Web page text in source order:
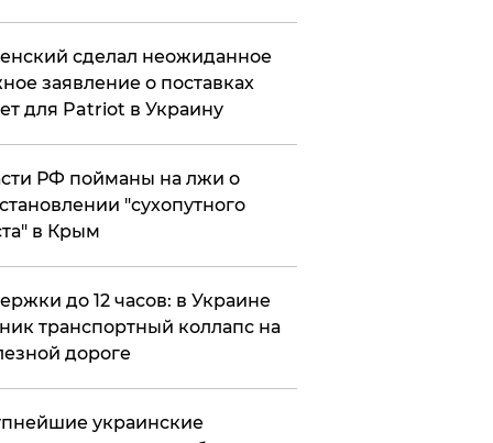
сделал неожиданное
заявление о поставках
для Patriot в Украину
РФ пойманы на лжи о
"сухопутного
в Крым
до 12 часов: в Украине
транспортный коллапс на
дороге
украинские